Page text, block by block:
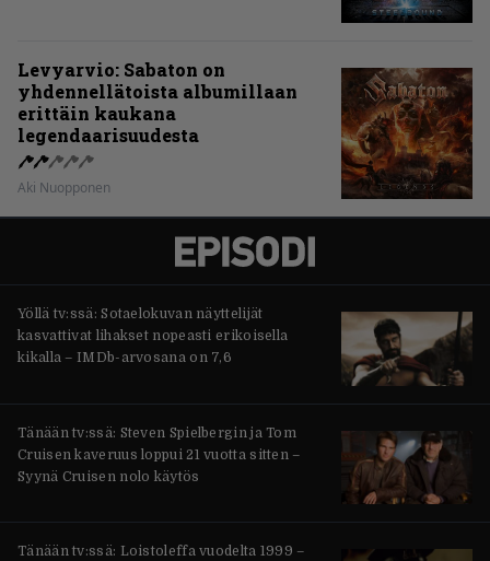
Levyarvio: Sabaton on
yhdennellätoista albumillaan
erittäin kaukana
legendaarisuudesta
Aki Nuopponen
Yöllä tv:ssä: Sotaelokuvan näyttelijät
kasvattivat lihakset nopeasti erikoisella
kikalla – IMDb-arvosana on 7,6
Tänään tv:ssä: Steven Spielbergin ja Tom
Cruisen kaveruus loppui 21 vuotta sitten –
Syynä Cruisen nolo käytös
Tänään tv:ssä: Loistoleffa vuodelta 1999 –